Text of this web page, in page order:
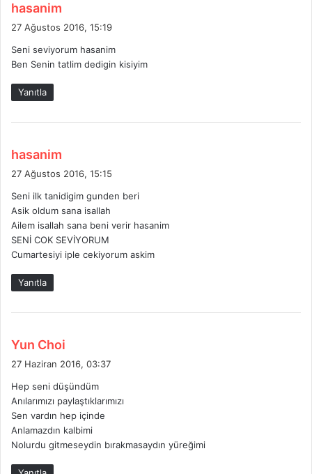
hasanim
e
i
k
27 Ağustos 2016, 15:19
Seni seviyorum hasanim
Ben Senin tatlim dedigin kisiyim
Yanıtla
hasanim
e
i
k
i
27 Ağustos 2016, 15:15
Seni ilk tanidigim gunden beri
Asik oldum sana isallah
Ailem isallah sana beni verir hasanim
SENİ COK SEVİYORUM
Cumartesiyi iple cekiyorum askim
Yanıtla
Yun Choi
e
i
k
i
27 Haziran 2016, 03:37
Hep seni düşündüm
Anılarımızı paylaştıklarımızı
Sen vardın hep içinde
Anlamazdın kalbimi
Nolurdu gitmeseydin bırakmasaydın yüreğimi